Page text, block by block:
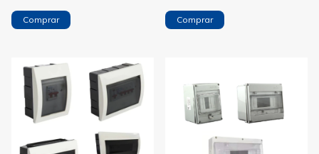
Comprar Comprar